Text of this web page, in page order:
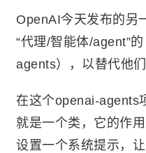
OpenAI今天发布的另
“代理/智能体/agent”
agents），以替代他
在这个openai-agents
就是一个类，它的作
设置一个系统提示，